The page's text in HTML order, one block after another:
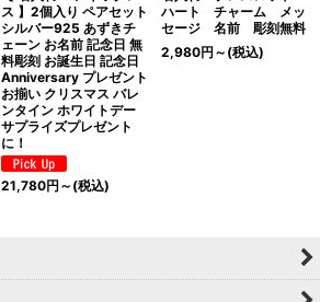
ス 】2個入り ペアセット
シルバー925 あずきチ
ェーン お名前 記念日 無
料彫刻 お誕生日 記念日
Anniversary プレゼント
お揃い クリスマス バレ
ンタイン ホワイトデー
サプライズプレゼント
に！
21,780円 ～ (税込)
ハート チャーム メッ
セージ 名前 彫刻無料
2,980円 ～ (税込)